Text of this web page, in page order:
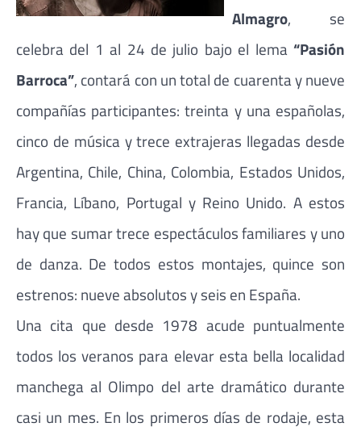
Almagro, se
celebra del 1 al 24 de julio bajo el lema “Pasión
Barroca”, contará con un total de cuarenta y nueve
compañías participantes: treinta y una españolas,
cinco de música y trece extrajeras llegadas desde
Argentina, Chile, China, Colombia, Estados Unidos,
Francia, Líbano, Portugal y Reino Unido. A estos
hay que sumar trece espectáculos familiares y uno
de danza. De todos estos montajes, quince son
estrenos: nueve absolutos y seis en España.
Una cita que desde 1978 acude puntualmente
todos los veranos para elevar esta bella localidad
manchega al Olimpo del arte dramático durante
casi un mes. En los primeros días de rodaje, esta